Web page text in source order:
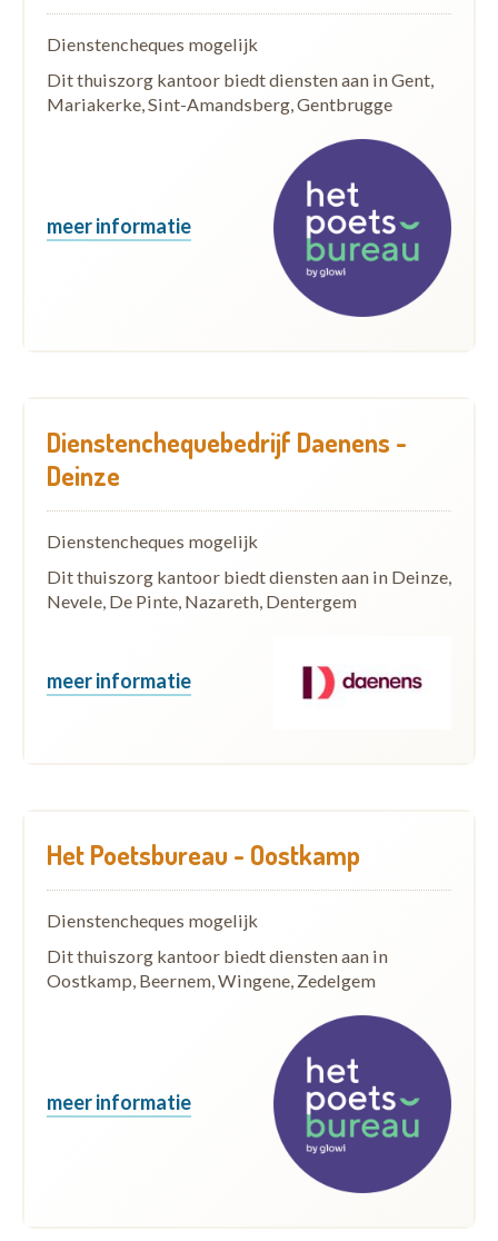
Dienstencheques mogelijk
Dit thuiszorg kantoor biedt diensten aan in Gent,
Mariakerke, Sint-Amandsberg, Gentbrugge
meer informatie
Dienstenchequebedrijf Daenens -
Deinze
Dienstencheques mogelijk
Dit thuiszorg kantoor biedt diensten aan in Deinze,
Nevele, De Pinte, Nazareth, Dentergem
meer informatie
Het Poetsbureau - Oostkamp
Dienstencheques mogelijk
Dit thuiszorg kantoor biedt diensten aan in
Oostkamp, Beernem, Wingene, Zedelgem
meer informatie